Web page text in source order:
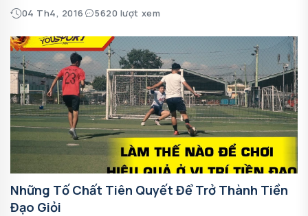
04 Th4, 2016 5620 lượt xem
Những Tố Chất Tiên Quyết Để Trở Thành Tiền
Đạo Giỏi